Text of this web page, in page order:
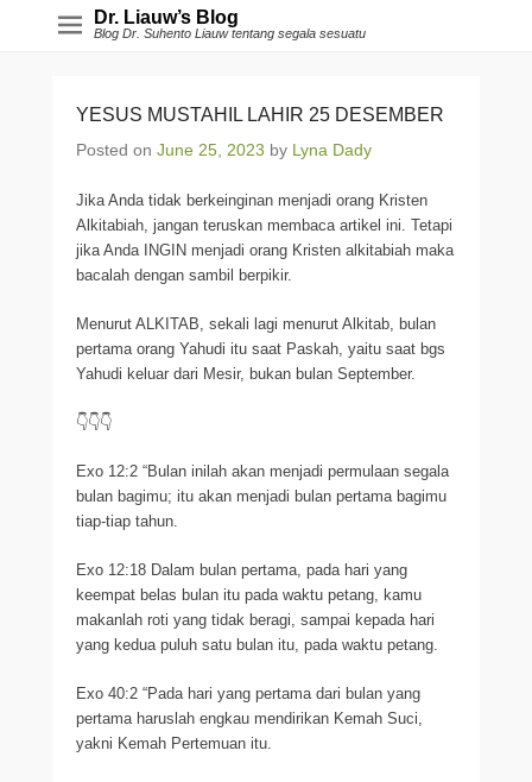
Dr. Liauw’s Blog
Blog Dr. Suhento Liauw tentang segala sesuatu
YESUS MUSTAHIL LAHIR 25 DESEMBER
Posted on June 25, 2023 by Lyna Dady
Jika Anda tidak berkeinginan menjadi orang Kristen
Alkitabiah, jangan teruskan membaca artikel ini. Tetapi
jika Anda INGIN menjadi orang Kristen alkitabiah maka
bacalah dengan sambil berpikir.
Menurut ALKITAB, sekali lagi menurut Alkitab, bulan
pertama orang Yahudi itu saat Paskah, yaitu saat bgs
Yahudi keluar dari Mesir, bukan bulan September.
👇👇👇
Exo 12:2 “Bulan inilah akan menjadi permulaan segala
bulan bagimu; itu akan menjadi bulan pertama bagimu
tiap-tiap tahun.
Exo 12:18 Dalam bulan pertama, pada hari yang
keempat belas bulan itu pada waktu petang, kamu
makanlah roti yang tidak beragi, sampai kepada hari
yang kedua puluh satu bulan itu, pada waktu petang.
Exo 40:2 “Pada hari yang pertama dari bulan yang
pertama haruslah engkau mendirikan Kemah Suci,
yakni Kemah Pertemuan itu.